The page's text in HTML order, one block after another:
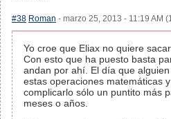
#38 Roman - marzo 25, 2013 - 11:19 AM
Yo croe que Eliax no quiere
Con esto que ha puesto basta
andan por ahí. El día que
estas operaciones matemáticas
complicarlo sólo un puntito más
meses o años.